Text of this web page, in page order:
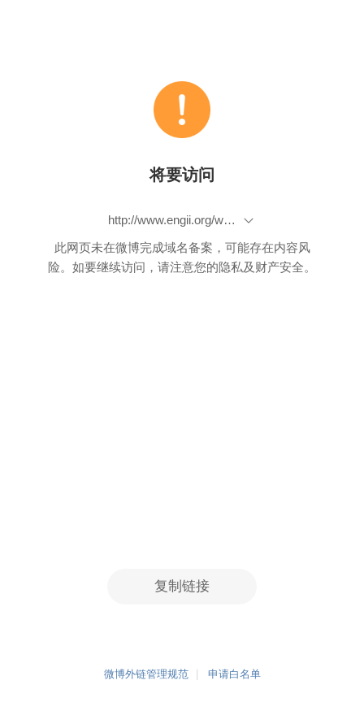
将要访问
http://www.engii.org/workshop/naa/?utm_campaign=naa&utm_source=e_cp&utm_medium=conf_2016ws2_naa3_20160921_cfp_87949
此网页未在微博完成域名备案，可能存在内容风
险。如要继续访问，请注意您的隐私及财产安全。
复制链接
微博外链管理规范 申请白名单